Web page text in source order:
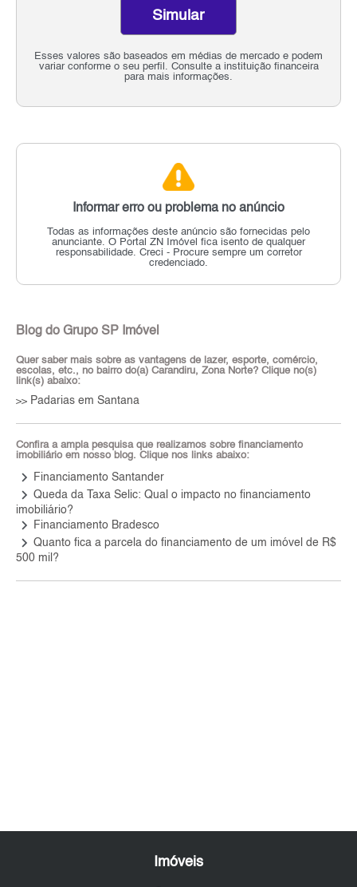
Esses valores são baseados em médias de mercado e podem
variar conforme o seu perfil. Consulte a instituição financeira
para mais informações.
Simular
Informar erro ou problema no anúncio
Todas as informações deste anúncio são fornecidas pelo
anunciante. O Portal ZN Imóvel fica isento de qualquer
responsabilidade. Creci - Procure sempre um corretor
credenciado.
Blog do Grupo SP Imóvel
Quer saber mais sobre as vantagens de lazer, esporte, comércio,
escolas, etc., no bairro do(a) Carandiru, Zona Norte? Clique no(s)
link(s) abaixo:
>> Padarias em Santana
Confira a ampla pesquisa que realizamos sobre financiamento
imobiliário em nosso blog. Clique nos links abaixo:
keyboard_arrow_right Financiamento Santander
keyboard_arrow_right Queda da Taxa Selic: Qual o impacto no financiamento
imobiliário?
keyboard_arrow_right Financiamento Bradesco
keyboard_arrow_right Quanto fica a parcela do financiamento de um imóvel de R$
500 mil?
Imóveis